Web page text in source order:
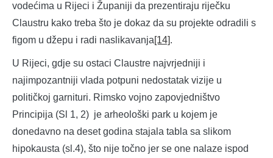
vodećima u Rijeci i Županiji da prezentiraju riječku
Claustru kako treba što je dokaz da su projekte odradili s
figom u džepu i radi naslikavanja[14].
U Rijeci, gdje su ostaci Claustre najvrjedniji i
najimpozantniji vlada potpuni nedostatak vizije u
političkoj garnituri. Rimsko vojno zapovjedništvo
Principija (Sl 1, 2) je arheološki park u kojem je
donedavno na deset godina stajala tabla sa slikom
hipokausta (sl.4), što nije točno jer se one nalaze ispod